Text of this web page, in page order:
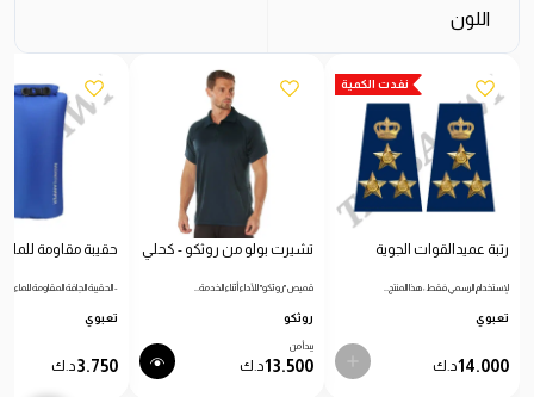
اللون
نفدت الكمية
رتبة عميدالقوات الجوية
لإستخدام الرسمي فقط: هذا المنتج…
تعبوي
14.000د.ك
تشيرت بولو من روثكو - كحلي
قميص "روثكو" للأداء أثناء الخدمة…
روثكو
يبدأ من
13.500د.ك
حقيبة مقاومة للماء
- الحقيبة الجافة المقاومة للماء…
تعبوي
3.750د.ك